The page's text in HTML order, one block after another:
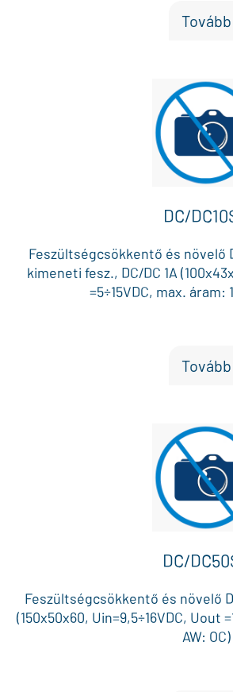
Tovább
DC/
Feszültségcsökkentő és növelő
kimeneti fesz., DC/DC 1A
=5÷15VDC, max. áram:
Tovább
DC/
Feszültségcsökkentő és növelő
(150x50x60, Uin=9,5÷16VDC, Uout
AW: OC)